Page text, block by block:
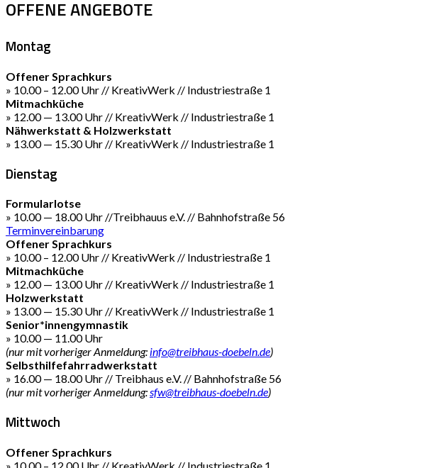
OFFENE ANGEBOTE
Montag
Offener Sprachkurs
» 10.00 – 12.00 Uhr // KreativWerk // Industriestraße 1
Mitmachküche
» 12.00 — 13.00 Uhr // KreativWerk // Industriestraße 1
Nähwerkstatt & Holzwerkstatt
» 13.00 — 15.30 Uhr // KreativWerk // Industriestraße 1
Dienstag
Formularlotse
» 10.00 — 18.00 Uhr //Treibhauus e.V. // Bahnhofstraße 56
Terminvereinbarung
Offener Sprachkurs
» 10.00 – 12.00 Uhr // KreativWerk // Industriestraße 1
Mitmachküche
» 12.00 — 13.00 Uhr // KreativWerk // Industriestraße 1
Holzwerkstatt
» 13.00 — 15.30 Uhr // KreativWerk // Industriestraße 1
Senior*innengymnastik
» 10.00 — 11.00 Uhr
(nur mit vorheriger Anmeldung: info@treibhaus-doebeln.de)
Selbsthilfefahrradwerkstatt
» 16.00 — 18.00 Uhr // Treibhaus e.V. // Bahnhofstraße 56
(nur mit vorheriger Anmeldung:sfw@treibhaus-doebeln.de)
Mittwoch
Offener Sprachkurs
» 10.00 – 12.00 Uhr // KreativWerk // Industriestraße 1